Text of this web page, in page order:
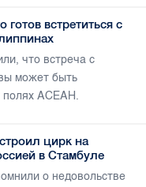
готов встретиться с
что встреча с
может быть
полях АСЕАН.
цирк на
в Стамбуле
о недовольстве